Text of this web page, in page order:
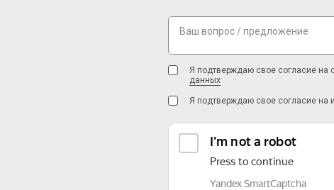
Ваш вопрос / предложение
Я подтверждаю свое согласие на
данных
Я подтверждаю свое согласие на